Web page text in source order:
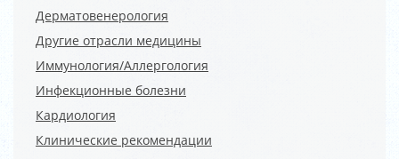
Дерматовенерология
Другие отрасли медицины
Иммунология/Аллергология
Инфекционные болезни
Кардиология
Клинические рекомендации